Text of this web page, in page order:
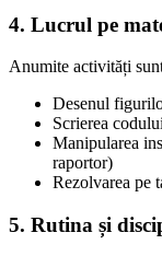
4. Lucrul pe
Anumite activități
Desenul
Scrierea
Manipularea
raportor)
Rezolvarea pe
5. Rutina și